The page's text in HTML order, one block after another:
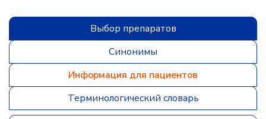
Выбор препаратов
Синонимы
Информация для пациентов
Терминологический словарь